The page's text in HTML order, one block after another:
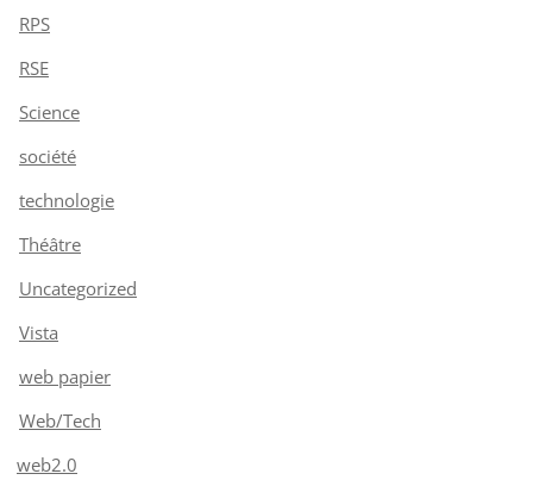
RPS
RSE
Science
société
technologie
Théâtre
Uncategorized
Vista
web papier
Web/Tech
web2.0